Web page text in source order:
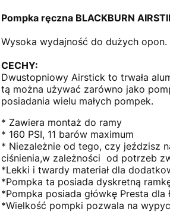
Pompka ręczna BLACKBURN
Wysoka wydajność do dużych opon.
CECHY:
Dwustopniowy Airstick to trwała
tą można używać zarówno jako
posiadania wielu małych pompek.
* Zawiera montaż do ramy
* 160 PSI, 11 barów maximum
* Niezależnie od tego, czy jeździsz
ciśnienia,w zależności od potrzeb
*Lekki i twardy materiał dla
*Pompka ta posiada dyskretną
*Pompka posiada główkę Presta dla
*Wielkość pompki pozwala na